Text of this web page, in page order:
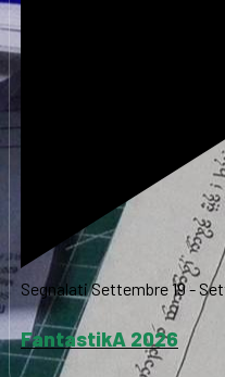
Segnalati Settembre 19-
FantastikA 2026